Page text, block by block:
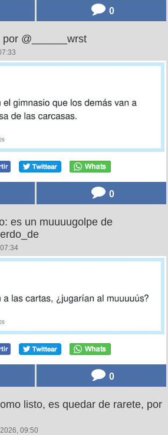
0
@______wrst
0
es un muuuugolpe de
0
listo, es quedar de rarete, por
09:50